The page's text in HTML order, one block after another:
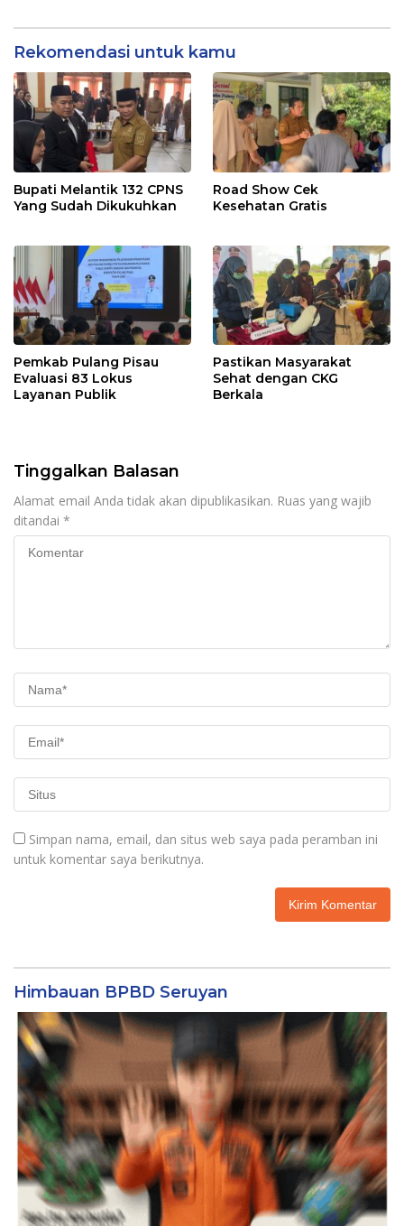
Rekomendasi untuk kamu
Bupati Melantik 132 CPNS
Yang Sudah Dikukuhkan
Road Show Cek
Kesehatan Gratis
Pemkab Pulang Pisau
Evaluasi 83 Lokus
Layanan Publik
Pastikan Masyarakat
Sehat dengan CKG
Berkala
Tinggalkan Balasan
Alamat email Anda tidak akan dipublikasikan. Ruas yang wajib
ditandai *
Simpan nama, email, dan situs web saya pada peramban ini
untuk komentar saya berikutnya.
Himbauan BPBD Seruyan